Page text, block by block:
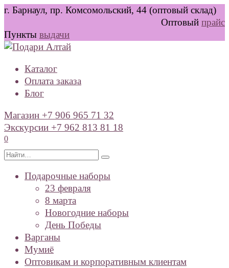
Перейти
содержанию
г. Барнаул, пр. Комсомольский, 44 (оптовый склад)
Оптовый прайс
Пункты выдачи
Каталог
Оплата заказа
Блог
Магазин +7 906 965 71 32
Экскурсии +7 962 813 81 18
0
Search
Подарочные наборы
23 февраля
8 марта
Новогодние наборы
День Победы
Варганы
Мумиё
Оптовикам и корпоративным клиентам